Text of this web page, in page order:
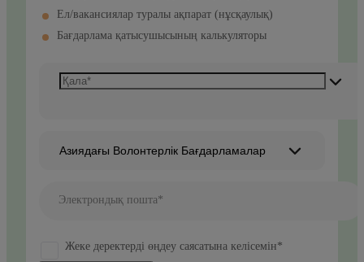
Ел/вакансиялар туралы ақпарат (нұсқаулық)
Бағдарлама қатысушысының калькуляторы
Азиядағы Волонтерлік Бағдарламалар
Электрондық пошта*
Жеке деректерді өңдеу саясатына келісемін*